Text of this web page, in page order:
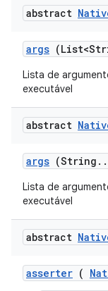
abstract
args
Lista de
executável
abstract
args (String . .
Lista de
executável
abstract
asserter (